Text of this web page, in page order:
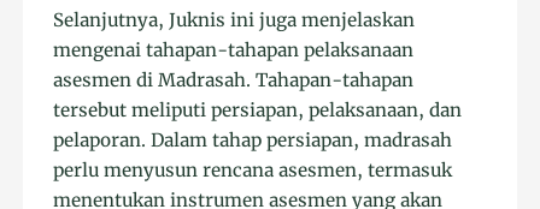
Selanjutnya, Juknis ini juga menjelaskan
mengenai tahapan-tahapan pelaksanaan
asesmen di Madrasah. Tahapan-tahapan
tersebut meliputi persiapan, pelaksanaan, dan
pelaporan. Dalam tahap persiapan, madrasah
perlu menyusun rencana asesmen, termasuk
menentukan instrumen asesmen yang akan